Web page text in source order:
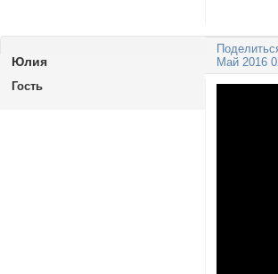
Май 2016
Юлия
Гость